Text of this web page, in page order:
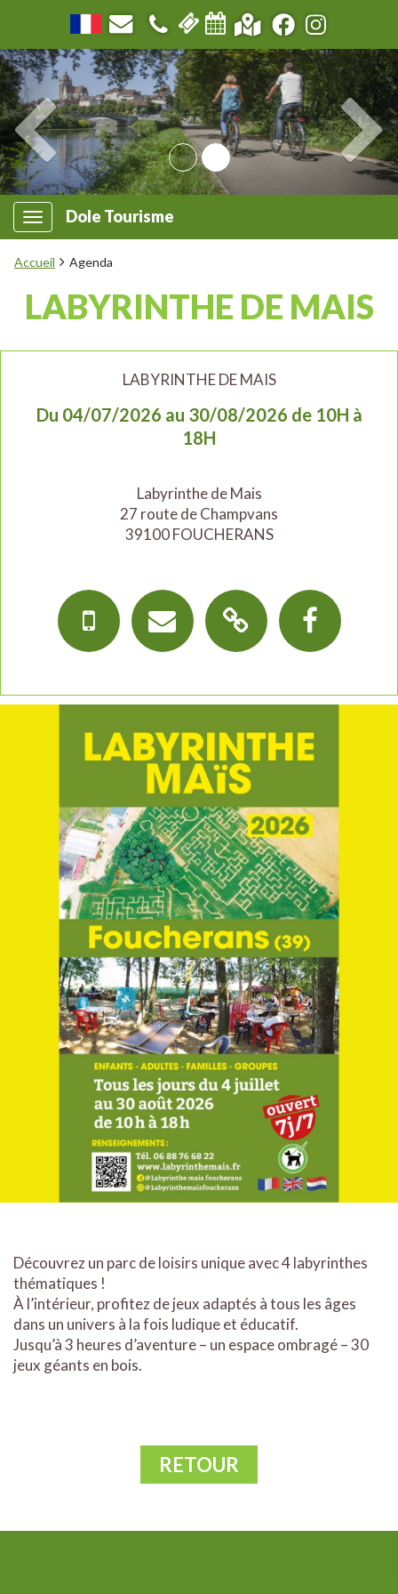
Dole Tourisme
Accueil Agenda
LABYRINTHE DE MAIS
LABYRINTHE DE MAIS
Du 04/07/2026 au 30/08/2026 de 10H à
18H
Labyrinthe de Mais
27 route de Champvans
39100 FOUCHERANS
Découvrez un parc de loisirs unique avec 4 labyrinthes
thématiques !
À l’intérieur, profitez de jeux adaptés à tous les âges
dans un univers à la fois ludique et éducatif.
Jusqu’à 3 heures d’aventure – un espace ombragé – 30
jeux géants en bois.
RETOUR